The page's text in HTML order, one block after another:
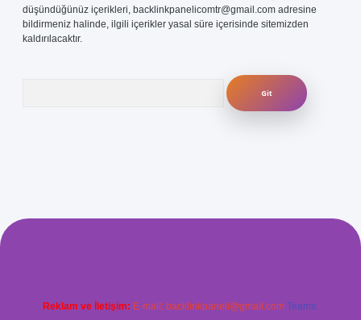
düşündüğünüz içerikleri, backlinkpanelicomtr@gmail.com adresine
bildirmeniz halinde, ilgili içerikler yasal süre içerisinde sitemizden
kaldırılacaktır.
Reklam ve İletişim: E-mail: backlinkpaneli@gmail.com Teams: